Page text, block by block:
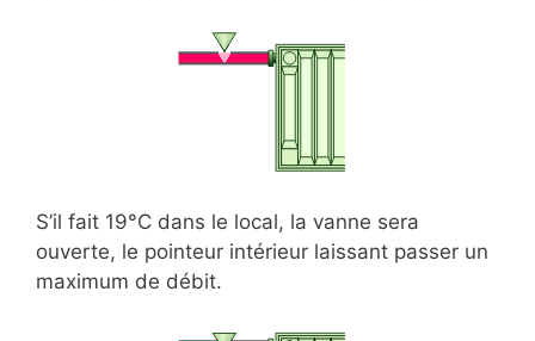
S’il fait 19°C dans le local, la vanne sera
ouverte, le pointeur intérieur laissant passer un
maximum de débit.